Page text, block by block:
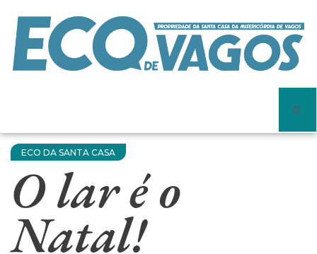
ECO DA SANTA CASA
O lar é o
Natal!